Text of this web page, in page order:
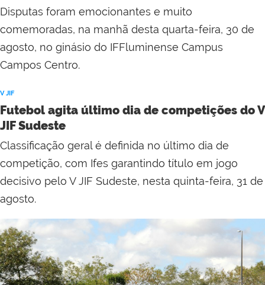
Disputas foram emocionantes e muito
comemoradas, na manhã desta quarta-feira, 30 de
agosto, no ginásio do IFFluminense Campus
Campos Centro.
V JIF
Futebol agita último dia de competições do V
JIF Sudeste
Classificação geral é definida no último dia de
competição, com Ifes garantindo título em jogo
decisivo pelo V JIF Sudeste, nesta quinta-feira, 31 de
agosto.